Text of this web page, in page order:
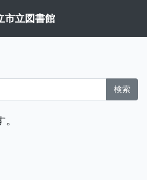
市立図書館
検索